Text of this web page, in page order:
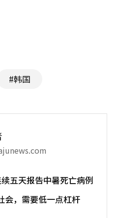
#韩国
五天报告中暑死亡病例
会，需要低一点杠杆